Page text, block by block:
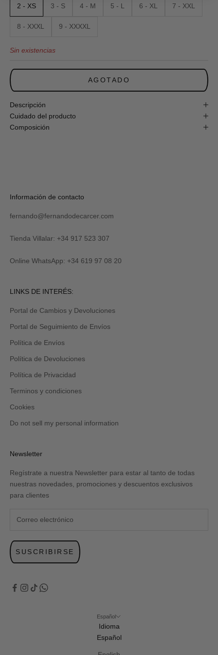
2 - XS 3 - S 4 - M 5 - L 6 - XL 7 - XXL
8 - XXXL 9 - XXXXL
Sin existencias
AGOTADO
Descripción
Cuidado del producto
Composición
Newsletter
y
obtén
de
en
compra
online!
R
I
I
M
E
tu
al
y
recibirás
Revisa
carpeta
de
promociones
spam.
Información de contacto
fernando@fernandodecarcer.com
Tienda Villalar: +34 917 523 307
Online WhatsApp: +34 619 97 08 20
LINKS DE INTERÉS:
Portal de Cambios y Devoluciones
Portal de Seguimiento de Envíos
Política de Envíos
Política de Devoluciones
Política de Privacidad
Terminos y condiciones
Cookies
Do not sell my personal information
Newsletter
Regístrate a nuestra Newsletter para estar al tanto de todas
nuestras novedades, promociones y descuentos exclusivos
para clientes
SUSCRIBIRSE
Español
Idioma
Español